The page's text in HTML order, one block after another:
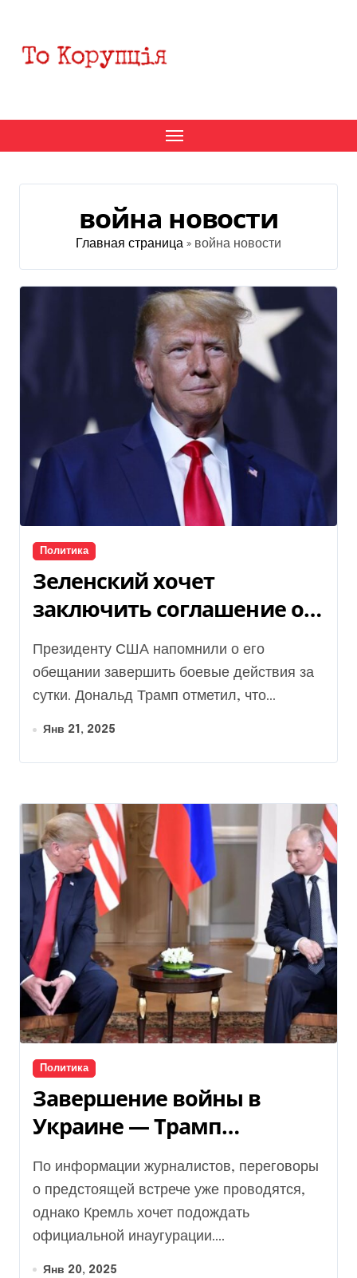
содержанию
война новости
Главная страница » война новости
Политика
Зеленский хочет
заключить соглашение об
окончании войны, Путин
должен договориться, —
Трамп
Президенту США напомнили о его
обещании завершить боевые действия за
сутки. Дональд Трамп отметил, что...
Янв 21, 2025
Политика
Завершение войны в
Украине — Трамп
позвонит Путину —
новости сегодня
По информации журналистов, переговоры
о предстоящей встрече уже проводятся,
однако Кремль хочет подождать
официальной инаугурации....
Янв 20, 2025